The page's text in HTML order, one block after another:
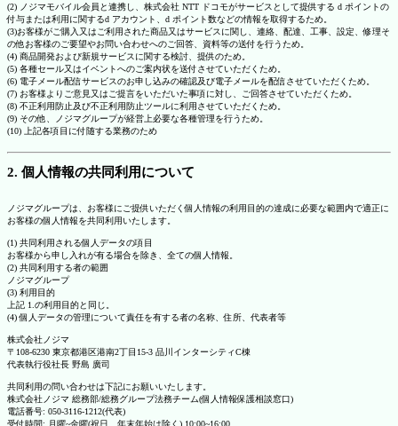
(2) ノジマモバイル会員と連携し、株式会社 NTT ドコモがサービスとして提供する d ポイントの
付与または利用に関するd アカウント、d ポイント数などの情報を取得するため。
(3)お客様がご購入又はご利用された商品又はサービスに関し、連絡、配達、工事、設定、修理そ
の他お客様のご要望やお問い合わせへのご回答、資料等の送付を行うため。
(4) 商品開発および新規サービスに関する検討、提供のため。
(5) 各種セール又はイベントへのご案内状を送付させていただくため。
(6) 電子メール配信サービスのお申し込みの確認及び電子メールを配信させていただくため。
(7) お客様よりご意見又はご提言をいただいた事項に対し、ご回答させていただくため。
(8) 不正利用防止及び不正利用防止ツールに利用させていただくため。
(9) その他、ノジマグループが経営上必要な各種管理を行うため。
(10) 上記各項目に付随する業務のため
2. 個人情報の共同利用について
ノジマグループは、お客様にご提供いただく個人情報の利用目的の達成に必要な範囲内で適正に
お客様の個人情報を共同利用いたします。
(1) 共同利用される個人データの項目
お客様から申し入れが有る場合を除き、全ての個人情報。
(2) 共同利用する者の範囲
ノジマグループ
(3) 利用目的
上記 1.の利用目的と同じ。
(4) 個人データの管理について責任を有する者の名称、住所、代表者等
株式会社ノジマ
〒108-6230 東京都港区港南2丁目15-3 品川インターシティC棟
代表執行役社長 野島 廣司
共同利用の問い合わせは下記にお願いいたします。
株式会社ノジマ 総務部/総務グループ法務チーム(個人情報保護相談窓口)
電話番号: 050-3116-1212(代表)
受付時間: 月曜~金曜(祝日、年末年始は除く) 10:00~16:00